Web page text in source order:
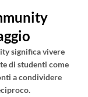
significa vivere
di studenti come
a condividere